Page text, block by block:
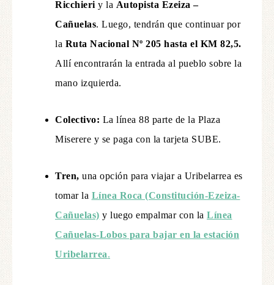
Ricchieri y la Autopista Ezeiza –
Cañuelas. Luego, tendrán que continuar por
la Ruta Nacional Nº 205 hasta el KM 82,5.
Allí encontrarán la entrada al pueblo sobre la
mano izquierda.
Colectivo: La línea 88 parte de la Plaza
Miserere y se paga con la tarjeta SUBE.
Tren, una opción para viajar a Uribelarrea es
tomar la Línea Roca (Constitución-Ezeiza-
Cañuelas) y luego empalmar con la Línea
Cañuelas-Lobos para bajar en la estación
Uribelarrea.